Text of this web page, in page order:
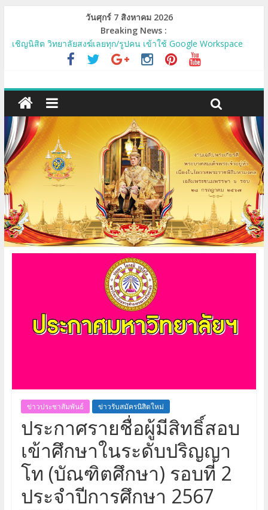
วันศุกร์ 7 สิงหาคม 2026
Breaking News :
เชิญนิสิต วิทยาลัยสงฆ์เลยทุก/รูปคน เข้าใช้ Google Workspace
MCU-Mail และระบบ e-Learning, e-Testing, MCU-MOOC
ขอเชิญบุคลากรและนิสิตเข้าร่วมโครงการวันปฐมนิเทศนิสิตใหม่
กำหนดปฐมนิเทศและต้อนรับนิสิตใหม่ ปี ๒๕๖๗
รายชื่อผู้มีสิทธิสอบประเมินทักษะการใช้เทคโนโลยีสารสนเทศ ครัังที่
๑/๒๕๖๗
รายชื่อผู้มีสิทธิสอบประเมินทักษะการใช้เทคโนโลยีสารสนเทศ ครัังที่
๒/๒๕๖๗
ข่าวประชาสัมพันธ์ ข่าวรับสมัครนิสิตใหม่
ประกาศรายชื่อผู้มีสิทธิ์สอบ
เข้าศึกษาในระดับปริญญา
โท (บัณฑิตศึกษา) รอบที่ 2
ประจำปีการศึกษา 2567